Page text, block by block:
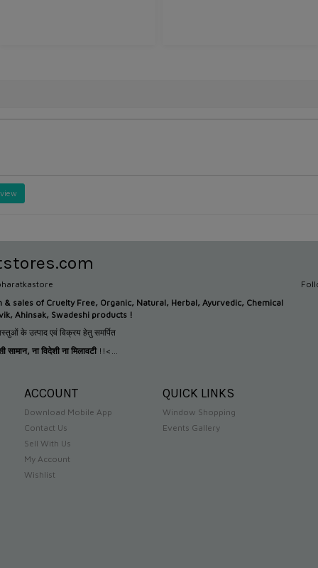
& sales of Cruelty Free, Organic, Natural, Herbal, Ayurvedic, Chemical
Ahinsak, Swadeshi products !
के उत्पाद एवं विक्रय हेतु समर्पित
सामान, ना विदेशी ना मिलावटी !!<...
ACCOUNT
Download Mobile App
Contact Us
Sell With Us
My Account
Wishlist
QUICK LINKS
Window Shopping
Events Gallery